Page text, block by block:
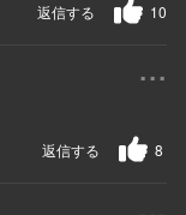
10
返信する
...
8
返信する
...